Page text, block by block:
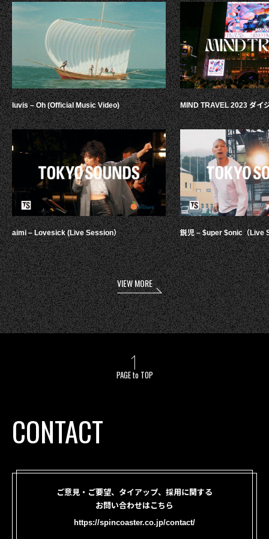
luvis – Oh (Official Music Video)
aimi – Lovesick (Live Session）
MIND TRAVEL 2023 ダイ
鋭児 – $uper $onic（Live
VIEW MORE
PAGE to TOP
CONTACT
ご意見・ご要望、タイアップ、採用に関する
お問い合わせはこちら
https://spincoaster.co.jp/contact/